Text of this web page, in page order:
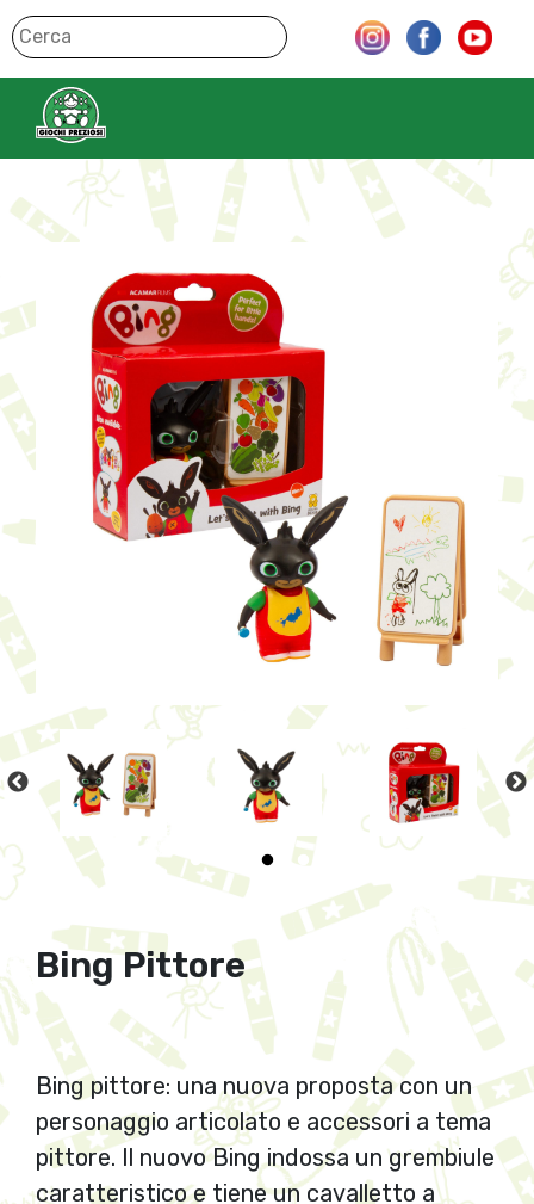
Bing Pittore
Bing pittore: una nuova proposta con un
personaggio articolato e accessori a tema
pittore. Il nuovo Bing indossa un grembiule
caratteristico e tiene un cavalletto a